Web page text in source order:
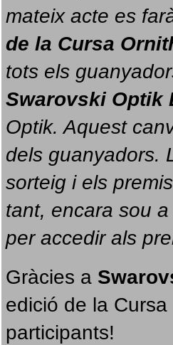
mateix acte es
de la Cursa
tots els
Swarovski Optik
Optik. Aquest
dels guanyadors.
sorteig i els
tant, encara sou
per accedir als
Gràcies a
edició de la
participants!